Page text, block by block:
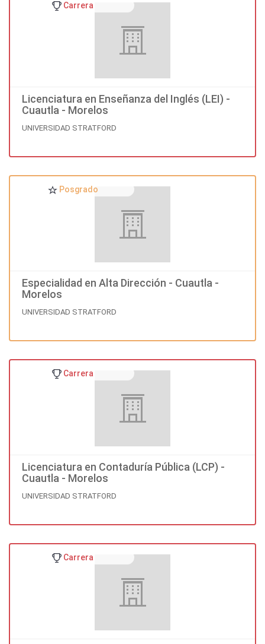
Licenciatura en Enseñanza del Inglés (LEI) -
Cuautla - Morelos
UNIVERSIDAD STRATFORD
Carrera
Especialidad en Alta Dirección - Cuautla -
Morelos
UNIVERSIDAD STRATFORD
Posgrado
Licenciatura en Contaduría Pública (LCP) -
Cuautla - Morelos
UNIVERSIDAD STRATFORD
Carrera
Carrera